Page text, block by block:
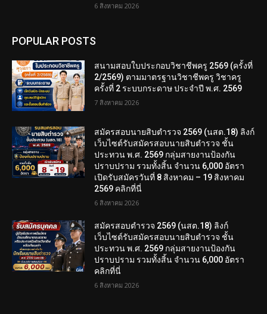
6 สิงหาคม 2026
POPULAR POSTS
สนามสอบใบประกอบวิชาชีพครู 2569 (ครั้งที่
2/2569) ตามมาตรฐานวิชาชีพครู วิชาครู
ครั้งที่ 2 ระบบกระดาษ ประจำปี พ.ศ. 2569
7 สิงหาคม 2026
สมัครสอบนายสิบตำรวจ 2569 (นสต.18) ลิงก์
เว็บไซต์รับสมัครสอบนายสิบตำรวจ ชั้น
ประทวน พ.ศ. 2569 กลุ่มสายงานป้องกัน
ปราบปราม รวมทั้งสิ้น จำนวน 6,000 อัตรา
เปิดรับสมัครวันที่ 8 สิงหาคม – 19 สิงหาคม
2569 คลิกที่นี่
6 สิงหาคม 2026
สมัครสอบตํารวจ 2569 (นสต.18) ลิงก์
เว็บไซต์รับสมัครสอบนายสิบตำรวจ ชั้น
ประทวน พ.ศ. 2569 กลุ่มสายงานป้องกัน
ปราบปราม รวมทั้งสิ้น จำนวน 6,000 อัตรา
คลิกที่นี่
6 สิงหาคม 2026